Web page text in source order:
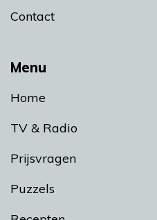
Menu
Home
TV & Radio
Prijsvragen
Puzzels
Contact